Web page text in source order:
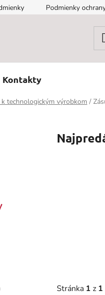
Podmienky
Kontakty
technologickým výrobkom /
Stránka 1 z 1